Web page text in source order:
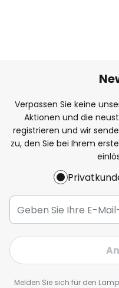
Verpassen Sie keine
Aktionen und die
registrieren und wir
zu, den Sie bei Ihrem
Melden Sie sich für den